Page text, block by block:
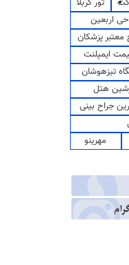
اربعین
پزشکان
ایمپلنت
تیزهوشان
هتل
جراح بینی
مهرینو